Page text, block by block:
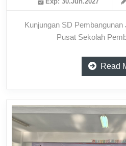
Kunjungan SD
Pusat Sekolah
Read